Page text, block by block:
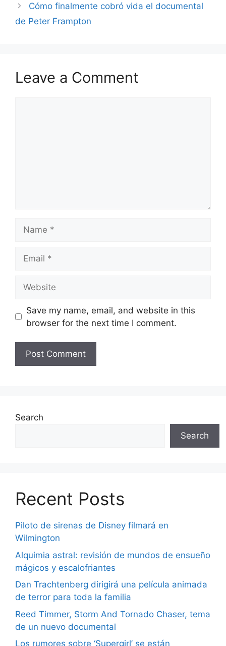
Cómo finalmente cobró vida el documental
de Peter Frampton
Leave a Comment
Save my name, email, and website in this
browser for the next time I comment.
Search
Search
Recent Posts
Piloto de sirenas de Disney filmará en
Wilmington
Alquimia astral: revisión de mundos de ensueño
mágicos y escalofriantes
Dan Trachtenberg dirigirá una película animada
de terror para toda la familia
Reed Timmer, Storm And Tornado Chaser, tema
de un nuevo documental
Los rumores sobre ‘Supergirl’ se están